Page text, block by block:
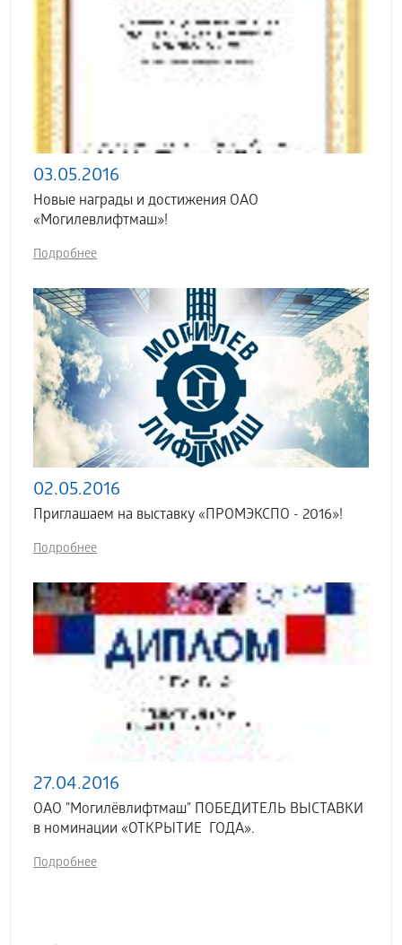
03.05.2016
Новые награды и достижения ОАО
«Могилевлифтмаш»!
Подробнее
02.05.2016
Приглашаем на выставку «ПРОМЭКСПО - 2016»!
Подробнее
27.04.2016
ОАО "Могилёвлифтмаш" ПОБЕДИТЕЛЬ ВЫСТАВКИ
в номинации «ОТКРЫТИЕ ГОДА».
Подробнее